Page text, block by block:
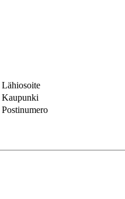
Lähiosoite
Kaupunki
Postinumero